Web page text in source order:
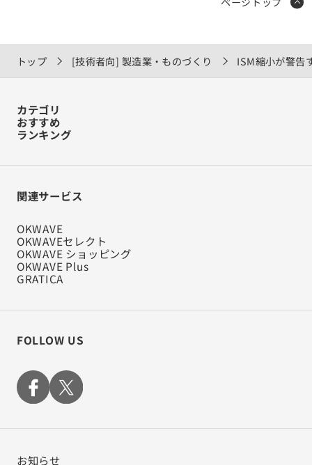
トップ [技術者向] 製造業・ものづくり ISM縮小が警告
カテゴリ
おすすめ
ランキング
関連サービス
OKWAVE
OKWAVEセレクト
OKWAVE ショッピング
OKWAVE Plus
GRATICA
FOLLOW US
お知らせ